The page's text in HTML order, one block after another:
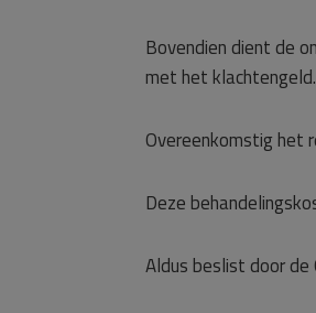
Bovendien dient de
met het klachtengeld.
Overeenkomstig het
Deze
Aldus beslist door de